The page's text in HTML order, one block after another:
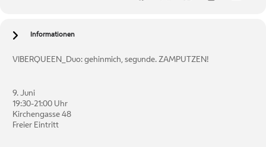
Informationen
VIBERQUEEN_Duo: gehinmich, segunde. ZAMPUTZEN!
9. Juni
19:30-21:00 Uhr
Kirchengasse 48
Freier Eintritt